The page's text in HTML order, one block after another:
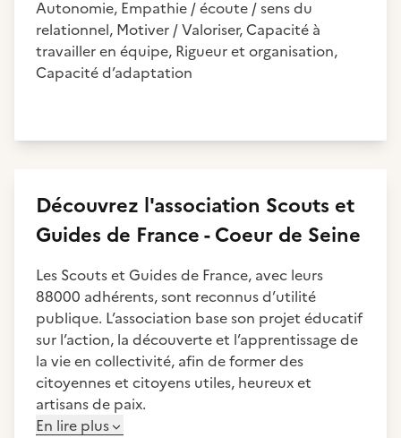
Autonomie, Empathie / écoute / sens du
relationnel, Motiver / Valoriser, Capacité à
travailler en équipe, Rigueur et organisation,
Capacité d’adaptation
Découvrez l'association Scouts et
Guides de France - Coeur de Seine
Les Scouts et Guides de France, avec leurs
88000 adhérents, sont reconnus d’utilité
publique. L’association base son projet éducatif
sur l’action, la découverte et l’apprentissage de
la vie en collectivité, afin de former des
citoyennes et citoyens utiles, heureux et
artisans de paix.
En lire plus